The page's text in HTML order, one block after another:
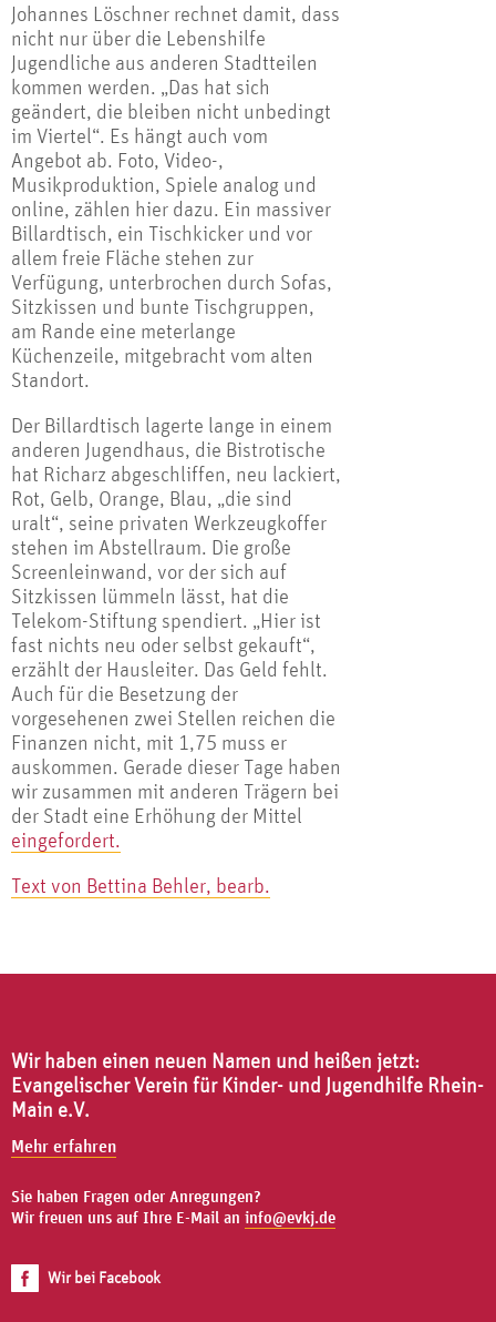
Johannes Löschner rechnet damit, dass
nicht nur über die Lebenshilfe
Jugendliche aus anderen Stadtteilen
kommen werden. „Das hat sich
geändert, die bleiben nicht unbedingt
im Viertel“. Es hängt auch vom
Angebot ab. Foto, Video-,
Musikproduktion, Spiele analog und
online, zählen hier dazu. Ein massiver
Billardtisch, ein Tischkicker und vor
allem freie Fläche stehen zur
Verfügung, unterbrochen durch Sofas,
Sitzkissen und bunte Tischgruppen,
am Rande eine meterlange
Küchenzeile, mitgebracht vom alten
Standort.
Der Billardtisch lagerte lange in einem
anderen Jugendhaus, die Bistrotische
hat Richarz abgeschliffen, neu lackiert,
Rot, Gelb, Orange, Blau, „die sind
uralt“, seine privaten Werkzeugkoffer
stehen im Abstellraum. Die große
Screenleinwand, vor der sich auf
Sitzkissen lümmeln lässt, hat die
Telekom-Stiftung spendiert. „Hier ist
fast nichts neu oder selbst gekauft“,
erzählt der Hausleiter. Das Geld fehlt.
Auch für die Besetzung der
vorgesehenen zwei Stellen reichen die
Finanzen nicht, mit 1,75 muss er
auskommen. Gerade dieser Tage haben
wir zusammen mit anderen Trägern bei
der Stadt eine Erhöhung der Mittel
eingefordert.
Text von Bettina Behler, bearb.
Wir haben einen neuen Namen und heißen jetzt:
Evangelischer Verein für Kinder- und Jugendhilfe Rhein-
Main e.V.
Mehr erfahren
Sie haben Fragen oder Anregungen?
Wir freuen uns auf Ihre E-Mail an info@evkj.de
Wir bei Facebook